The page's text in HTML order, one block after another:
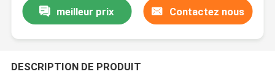
meilleur prix Contactez nous
DESCRIPTION DE PRODUIT